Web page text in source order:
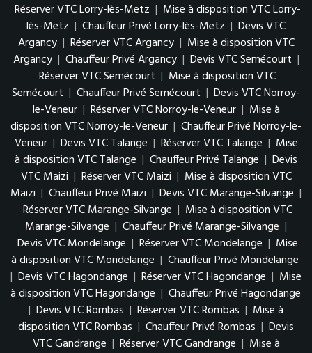
Réserver VTC Lorry-lès-Metz | Mise à disposition VTC Lorry-
lès-Metz | Chauffeur Privé Lorry-lès-Metz | Devis VTC
Argancy | Réserver VTC Argancy | Mise à disposition VTC
Argancy | Chauffeur Privé Argancy | Devis VTC Semécourt |
Réserver VTC Semécourt | Mise à disposition VTC
Semécourt | Chauffeur Privé Semécourt | Devis VTC Norroy-
le-Veneur | Réserver VTC Norroy-le-Veneur | Mise à
disposition VTC Norroy-le-Veneur | Chauffeur Privé Norroy-le-
Veneur | Devis VTC Talange | Réserver VTC Talange | Mise
à disposition VTC Talange | Chauffeur Privé Talange | Devis
VTC Maizi | Réserver VTC Maizi | Mise à disposition VTC
Maizi | Chauffeur Privé Maizi | Devis VTC Marange-Silvange |
Réserver VTC Marange-Silvange | Mise à disposition VTC
Marange-Silvange | Chauffeur Privé Marange-Silvange |
Devis VTC Mondelange | Réserver VTC Mondelange | Mise
à disposition VTC Mondelange | Chauffeur Privé Mondelange
| Devis VTC Hagondange | Réserver VTC Hagondange | Mise
à disposition VTC Hagondange | Chauffeur Privé Hagondange
| Devis VTC Rombas | Réserver VTC Rombas | Mise à
disposition VTC Rombas | Chauffeur Privé Rombas | Devis
VTC Gandrange | Réserver VTC Gandrange | Mise à